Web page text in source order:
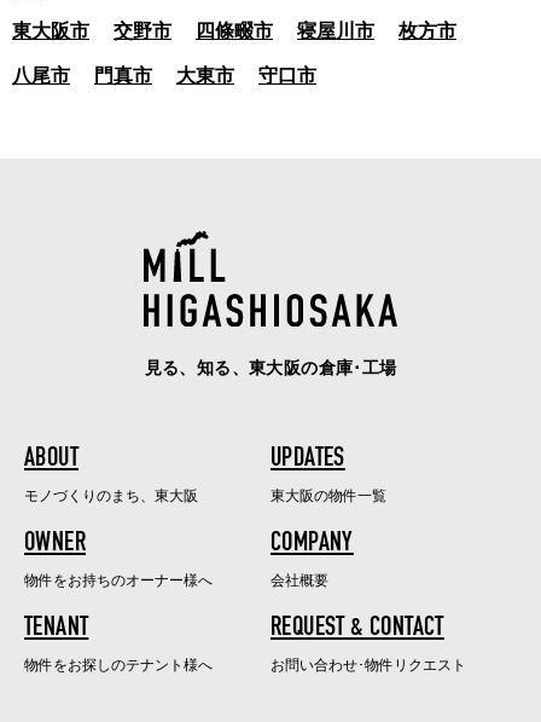
東大阪市 交野市 四條畷市 寝屋川市 枚方市
八尾市 門真市 大東市 守口市
見る、知る、東大阪の倉庫･工場
ABOUT
モノづくりのまち、東大阪
UPDATES
東大阪の物件一覧
OWNER
物件をお持ちのオーナー様へ
COMPANY
会社概要
TENANT
物件をお探しのテナント様へ
REQUEST & CONTACT
お問い合わせ･物件リクエスト